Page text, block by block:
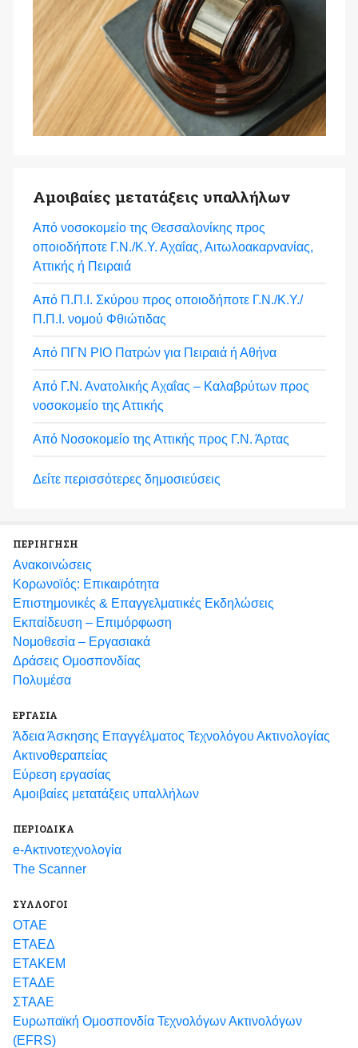
Αμοιβαίες μετατάξεις υπαλλήλων
Από νοσοκομείο της Θεσσαλονίκης προς
οποιοδήποτε Γ.Ν./Κ.Υ. Αχαΐας, Αιτωλοακαρνανίας,
Αττικής ή Πειραιά
Από Π.Π.Ι. Σκύρου προς οποιοδήποτε Γ.Ν./Κ.Υ./
Π.Π.Ι. νομού Φθιώτιδας
Από ΠΓΝ ΡΙΟ Πατρών για Πειραιά ή Αθήνα
Από Γ.Ν. Ανατολικής Αχαΐας – Καλαβρύτων προς
νοσοκομείο της Αττικής
Από Νοσοκομείο της Αττικής προς Γ.Ν. Άρτας
Δείτε περισσότερες δημοσιεύσεις
ΠΕΡΙΗΓΗΣΗ
Ανακοινώσεις
Κορωνοϊός: Επικαιρότητα
Eπιστημονικές & Επαγγελματικές Eκδηλώσεις
Εκπαίδευση – Επιμόρφωση
Νομοθεσία – Εργασιακά
Δράσεις Ομοσπονδίας
Πολυμέσα
ΕΡΓΑΣΙΑ
Άδεια Άσκησης Επαγγέλματος Τεχνολόγου Ακτινολογίας
Ακτινοθεραπείας
Εύρεση εργασίας
Αμοιβαίες μετατάξεις υπαλλήλων
ΠΕΡΙΟΔΙΚΑ
e-Ακτινοτεχνολογία
The Scanner
ΣΥΛΛΟΓΟΙ
ΟΤΑΕ
ΕΤΑΕΔ
ΕΤΑΚΕΜ
ΕΤΑΔΕ
ΣΤΑΑΕ
Ευρωπαϊκή Ομοσπονδία Τεχνολόγων Ακτινολόγων
(EFRS)